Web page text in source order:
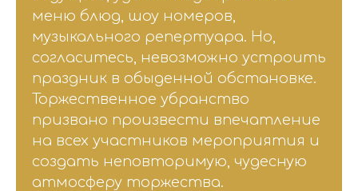
меню блюд, шоу номеров,
музыкального репертуара. Но,
согласитесь, невозможно устроить
праздник в обыденной обстановке.
Торжественное убранство
призвано произвести впечатление
на всех участников мероприятия и
создать неповторимую, чудесную
атмосферу торжества.